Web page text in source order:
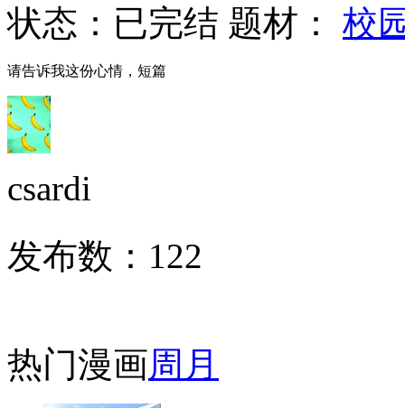
状态： 已完结 题材： 校
请告诉我这份心情，短篇
csardi
发布数： 122
热门漫画周 月